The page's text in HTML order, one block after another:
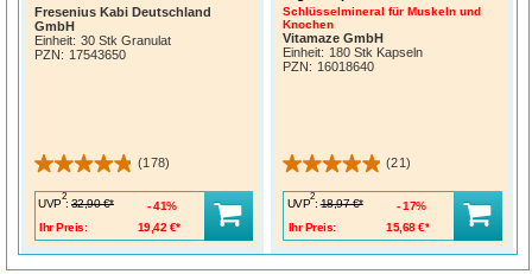
Fresenius Kabi Deutschland
GmbH
Einheit: 30 Stk Granulat
PZN: 17543650
(178)
UVP
2
: 32,90 €*
Ihr Preis:
19,42 €*
41%
Schlüsselmineral für Muskeln und
Knochen
Vitamaze GmbH
Einheit: 180 Stk Kapseln
PZN: 16018640
(21)
UVP
2
: 18,97 €*
Ihr Preis:
15,68 €*
17%